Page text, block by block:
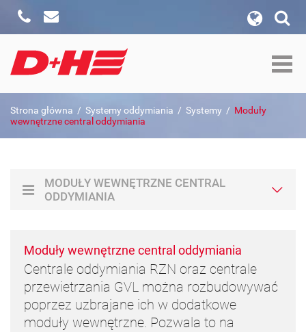
Formularz wyszukiwania
wyszukiwanie w witrynie
Szukaj
Strona główna / Systemy oddymiania / Systemy / Moduły
wewnętrzne central oddymiania
MODUŁY WEWNĘTRZNE CENTRAL
ODDYMIANIA
Moduły wewnętrzne central oddymiania
Centrale oddymiania RZN oraz centrale
przewietrzania GVL można rozbudowywać
poprzez uzbrajane ich w dodatkowe
moduły wewnętrzne. Pozwala to na